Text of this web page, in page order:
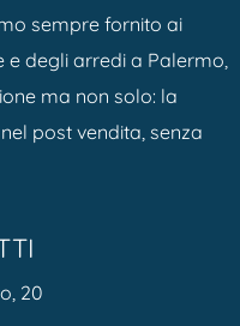
sempre fornito ai
e degli arredi a Palermo,
ma non solo: la
post vendita, senza
20